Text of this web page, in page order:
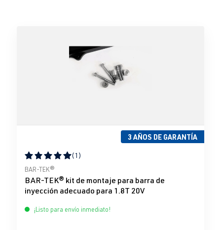
3 AÑOS DE GARANTÍA
Calificación promedio de 5 de 5 estrellas
(1)
BAR-TEK®
BAR-TEK® kit de montaje para barra de
inyección adecuado para 1.8T 20V
¡Listo para envío inmediato!